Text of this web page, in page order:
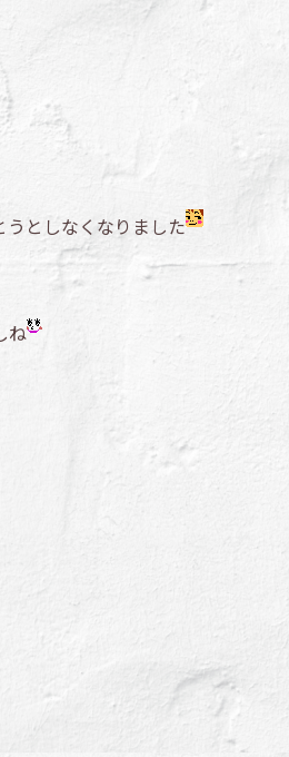
としなくなりました
ね